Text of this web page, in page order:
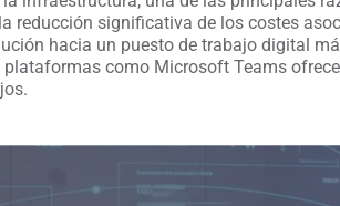
reducción significativa de los costes
hacia un puesto de trabajo digital
como Microsoft Teams